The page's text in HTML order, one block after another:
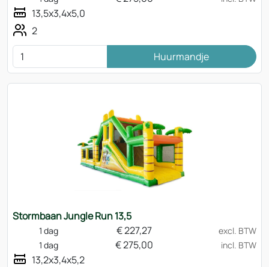
13,5x3,4x5,0
2
Huurmandje
Stormbaan Jungle Run 13,5
1 dag €227,27
excl. BTW
1 dag
€275,00 incl. BTW
13,2x3,4x5,2